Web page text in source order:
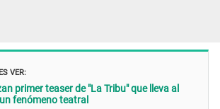
VER:
primer teaser de "La Tribu" que lleva al
fenómeno teatral